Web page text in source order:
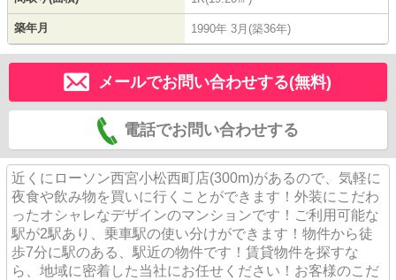
築年月 1990年 3月(築36年)
メールでお問い合わせする(無料)
電話でお問い合わせする
近くにローソン西宮小松西町店(300m)があるので、気軽に
夜食や飲み物を買いに行くことができます！外装にこだわ
ったオシャレなデザインのマンションです！ご利用可能な
駅が2駅あり、乗車駅の使い分けができます！物件から徒
歩7分に駅のある、駅近の物件です！賃貸物件を探すな
ら、地域に密着した当社にお任せください！お客様のこだ